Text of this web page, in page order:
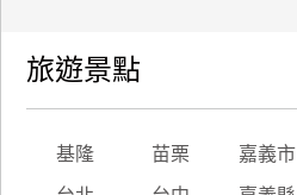
旅遊景點
基隆 苗栗 嘉義市